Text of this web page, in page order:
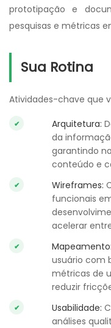
prototipação e
pesquisas e métricas
Sua Rotina
Atividades-chave que
Arquitetura:
da
garantindo
conteúdo e
Wireframes:
funcionais
acelerar
Mapeamento:
usuário com
métricas de
reduzir
Usabilidade:
análises